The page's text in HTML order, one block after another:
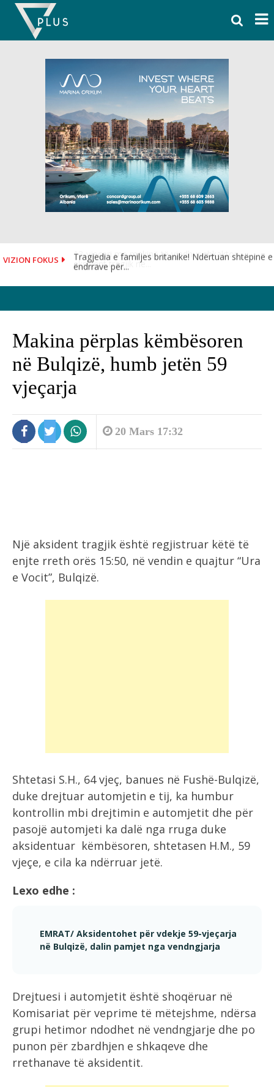
Skip
content
VIZION FOKUS
Tragjedia e familjes britanike! Ndërtuan shtëpinë e
ëndrrave për...
Makina përplas këmbësoren
në Bulqizë, humb jetën 59
vjeçarja
20 Mars 17:32
Një aksident tragjik është regjistruar këtë të
enjte rreth orës 15:50, në vendin e quajtur “Ura
e Vocit”, Bulqizë.
Shtetasi S.H., 64 vjeç, banues në Fushë-Bulqizë,
duke drejtuar automjetin e tij, ka humbur
kontrollin mbi drejtimin e automjetit dhe për
pasojë automjeti ka dalë nga rruga duke
aksidentuar këmbësoren, shtetasen H.M., 59
vjeçe, e cila ka ndërruar jetë.
Lexo edhe :
EMRAT/ Aksidentohet për vdekje 59-vjeçarja
në Bulqizë, dalin pamjet nga vendngjarja
Drejtuesi i automjetit është shoqëruar në
Komisariat për veprime të mëtejshme, ndërsa
grupi hetimor ndodhet në vendngjarje dhe po
punon për zbardhjen e shkaqeve dhe
rrethanave të aksidentit.